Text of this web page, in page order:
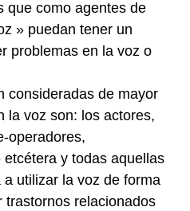
que como agentes de
» puedan tener un
problemas en la voz o
consideradas de mayor
la voz son: los actores,
operadores,
y todas aquellas
utilizar la voz de forma
trastornos relacionados